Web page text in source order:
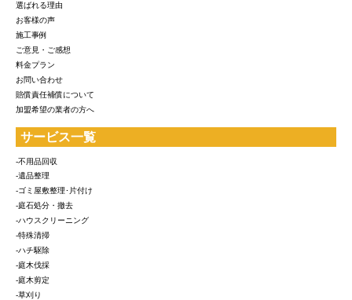
選ばれる理由
お客様の声
施工事例
ご意見・ご感想
料金プラン
お問い合わせ
賠償責任補償について
加盟希望の業者の方へ
サービス一覧
-不用品回収
-遺品整理
-ゴミ屋敷整理･片付け
-庭石処分・撤去
-ハウスクリーニング
-特殊清掃
-ハチ駆除
-庭木伐採
-庭木剪定
-草刈り